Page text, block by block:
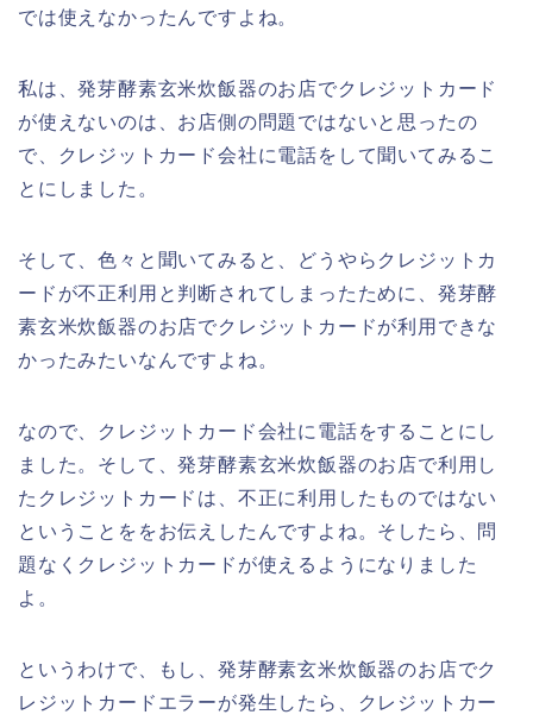
では使えなかったんですよね。
私は、発芽酵素玄米炊飯器のお店でクレジットカード
が使えないのは、お店側の問題ではないと思ったの
で、クレジットカード会社に電話をして聞いてみるこ
とにしました。
そして、色々と聞いてみると、どうやらクレジットカ
ードが不正利用と判断されてしまったために、発芽酵
素玄米炊飯器のお店でクレジットカードが利用できな
かったみたいなんですよね。
なので、クレジットカード会社に電話をすることにし
ました。そして、発芽酵素玄米炊飯器のお店で利用し
たクレジットカードは、不正に利用したものではない
ということををお伝えしたんですよね。そしたら、問
題なくクレジットカードが使えるようになりました
よ。
というわけで、もし、発芽酵素玄米炊飯器のお店でク
レジットカードエラーが発生したら、クレジットカー